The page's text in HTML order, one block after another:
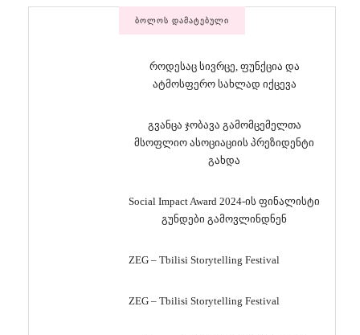
ᲑᲝᲚᲝᲡ ᲓᲐᲛᲐᲢᲔᲑᲣᲚᲘ
როდესაც სივრცე, ფუნქცია და
ატმოსფერო სახლად იქცევა
გვანცა ჯობავა გამომცემელთა
მსოფლიო ასოციაციის პრეზიდენტი
გახდა
Social Impact Award 2024-ის ფინალისტი
გუნდები გამოვლინდნენ
ZEG – Tbilisi Storytelling Festival
ZEG – Tbilisi Storytelling Festival